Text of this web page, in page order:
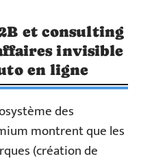
et consulting
invisible
en ligne
des
montrent que les
(création de